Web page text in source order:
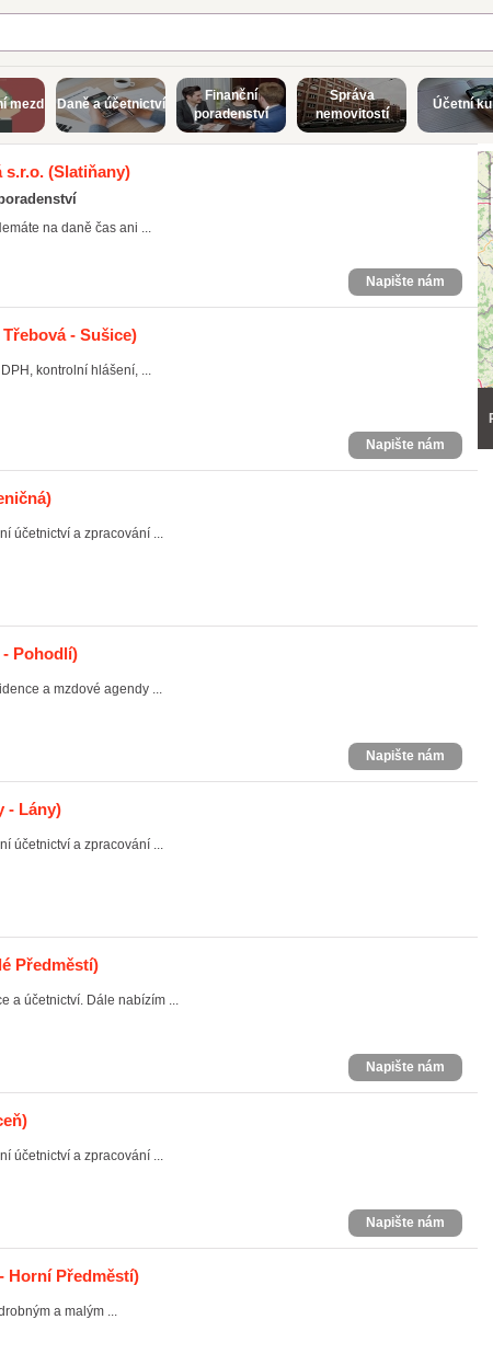
mezd Daně a účetnictví
Finanční
poradenství
Správa
nemovitostí
Účetní
s.r.o. (Slatiňany)
na daně čas ani ...
Napište nám
- Sušice)
kontrolní hlášení, ...
Napište nám
účetnictví a zpracování ...
Pohodlí)
a mzdové agendy ...
Napište nám
- Lány)
účetnictví a zpracování ...
Předměstí)
a účetnictví. Dále nabízím ...
Napište nám
účetnictví a zpracování ...
Napište nám
Horní Předměstí)
a malým ...